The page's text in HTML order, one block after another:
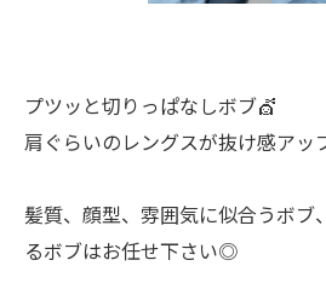
プツッと切りっぱなしボブ💇
肩ぐらいのレングスが抜け感ア
髪質、顔型、雰囲気に似合うボブ
るボブはお任せ下さい◎